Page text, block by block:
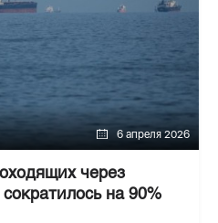
6 апреля 2026
через
на 90%